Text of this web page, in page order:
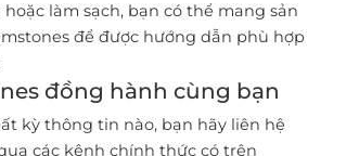
làm sạch, bạn có thể mang sản
để được hướng dẫn phù hợp
đồng hành cùng bạn
kỳ thông tin nào, bạn hãy liên hệ
các kênh chính thức có trên